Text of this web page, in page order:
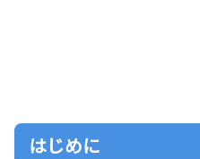
はじめに